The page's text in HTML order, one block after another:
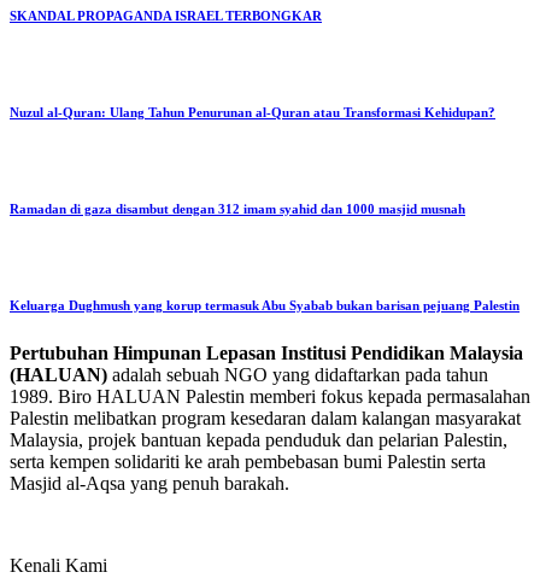
SKANDAL PROPAGANDA ISRAEL TERBONGKAR
Nuzul al-Quran: Ulang Tahun Penurunan al-Quran atau Transformasi Kehidupan?
Ramadan di gaza disambut dengan 312 imam syahid dan 1000 masjid musnah
Keluarga Dughmush yang korup termasuk Abu Syabab bukan barisan pejuang Palestin
Pertubuhan Himpunan Lepasan Institusi Pendidikan Malaysia
(HALUAN) adalah sebuah NGO yang didaftarkan pada tahun
1989. Biro HALUAN Palestin memberi fokus kepada permasalahan
Palestin melibatkan program kesedaran dalam kalangan masyarakat
Malaysia, projek bantuan kepada penduduk dan pelarian Palestin,
serta kempen solidariti ke arah pembebasan bumi Palestin serta
Masjid al-Aqsa yang penuh barakah.
Kenali Kami